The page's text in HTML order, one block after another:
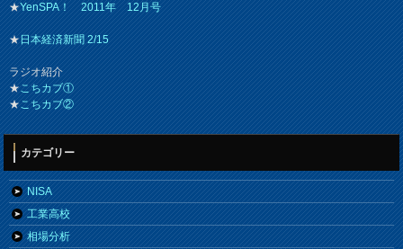
★YenSPA！ 2011年 12月号
★日本経済新聞 2/15
ラジオ紹介
★こちカブ①
★こちカブ②
カテゴリー
NISA
工業高校
相場分析